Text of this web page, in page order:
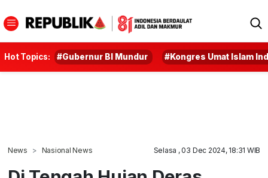
Hot Topics: #Gubernur BI Mundur #Kongres Umat Islam
News Nasional News Selasa , 03 Dec 2024, 18:31 WIB